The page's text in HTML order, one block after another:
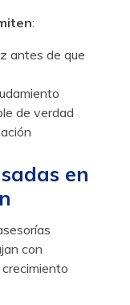
:
antes de que
de verdad
en
con